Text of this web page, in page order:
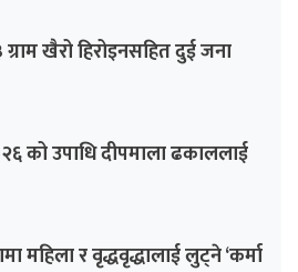
खैरो हिरोइनसहित दुई जना
को उपाधि दीपमाला ढकाललाई
महिला र वृद्धवृद्धालाई लुट्ने ‘कर्मा